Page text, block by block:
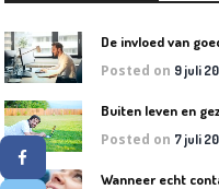
Posted on 9 juli
Posted on 7 juli
Wanneer echt